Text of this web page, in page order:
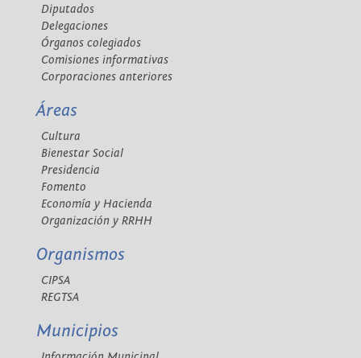
Diputados
Delegaciones
Órganos colegiados
Comisiones informativas
Corporaciones anteriores
Áreas
Cultura
Bienestar Social
Presidencia
Fomento
Economía y Hacienda
Organización y RRHH
Organismos
CIPSA
REGTSA
Municipios